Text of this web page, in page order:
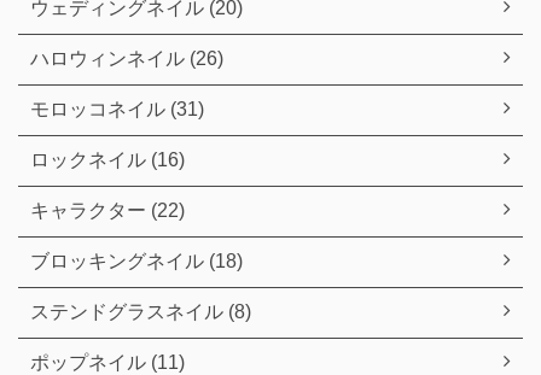
ウェディングネイル (20)
ハロウィンネイル (26)
モロッコネイル (31)
ロックネイル (16)
キャラクター (22)
ブロッキングネイル (18)
ステンドグラスネイル (8)
ポップネイル (11)